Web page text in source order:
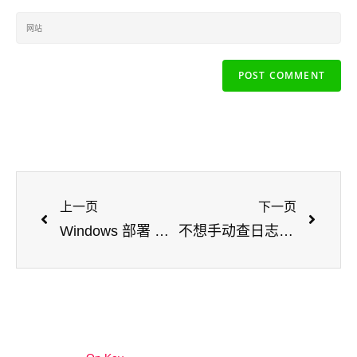
上一页
Windows 部署 Hermes Agent 接入微信：微信发一句话，AI 在电脑上帮你干活
下一页
不想手动查日志？用Python自动分析Nginx错误日志，异常请求立刻通知你